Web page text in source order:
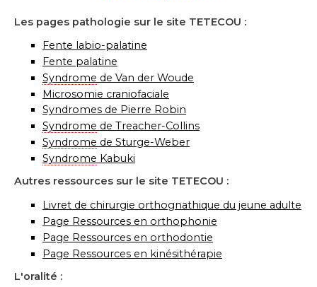
Les pages pathologie sur le site TETECOU :
Fente labio-palatine
Fente palatine
Syndrome de Van der Woude
Microsomie craniofaciale
Syndromes de Pierre Robin
Syndrome de Treacher-Collins
Syndrome de Sturge-Weber
Syndrome Kabuki
Autres ressources sur le site TETECOU :
Livret de chirurgie orthognathique du jeune adulte
Page Ressources en orthophonie
Page Ressources en orthodontie
Page Ressources en kinésithérapie
L'oralité :